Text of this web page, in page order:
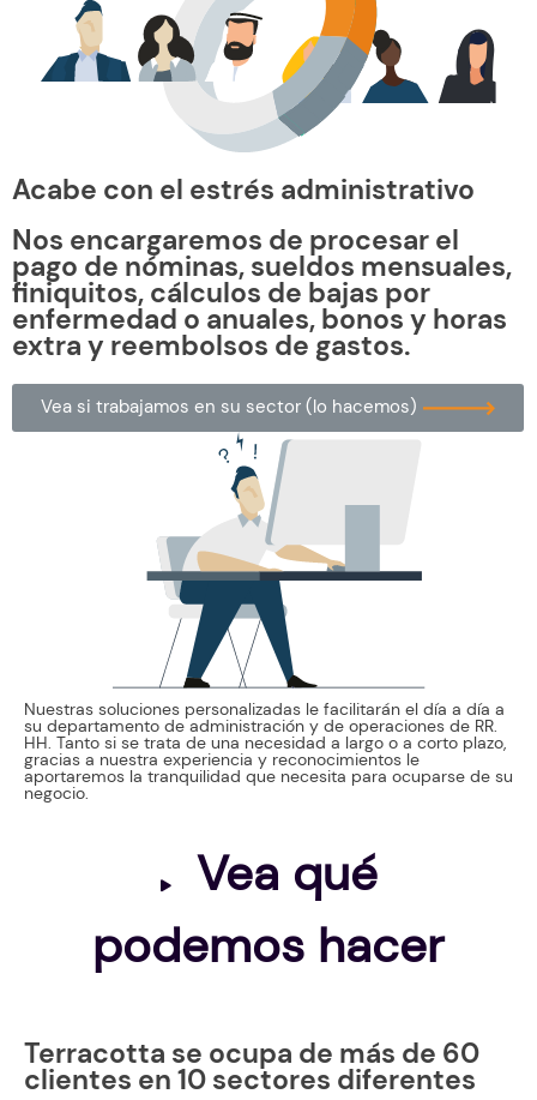
Acabe con el estrés administrativo
Nos encargaremos de procesar el
pago de nóminas, sueldos mensuales,
finiquitos, cálculos de bajas por
enfermedad o anuales, bonos y horas
extra y reembolsos de gastos.
Vea si trabajamos en su sector (lo hacemos)
Nuestras soluciones personalizadas le facilitarán el día a día a
su departamento de administración y de operaciones de RR.
HH. Tanto si se trata de una necesidad a largo o a corto plazo,
gracias a nuestra experiencia y reconocimientos le
aportaremos la tranquilidad que necesita para ocuparse de su
negocio.
Vea qué
podemos hacer
Terracotta se ocupa de más de 60
clientes en 10 sectores diferentes